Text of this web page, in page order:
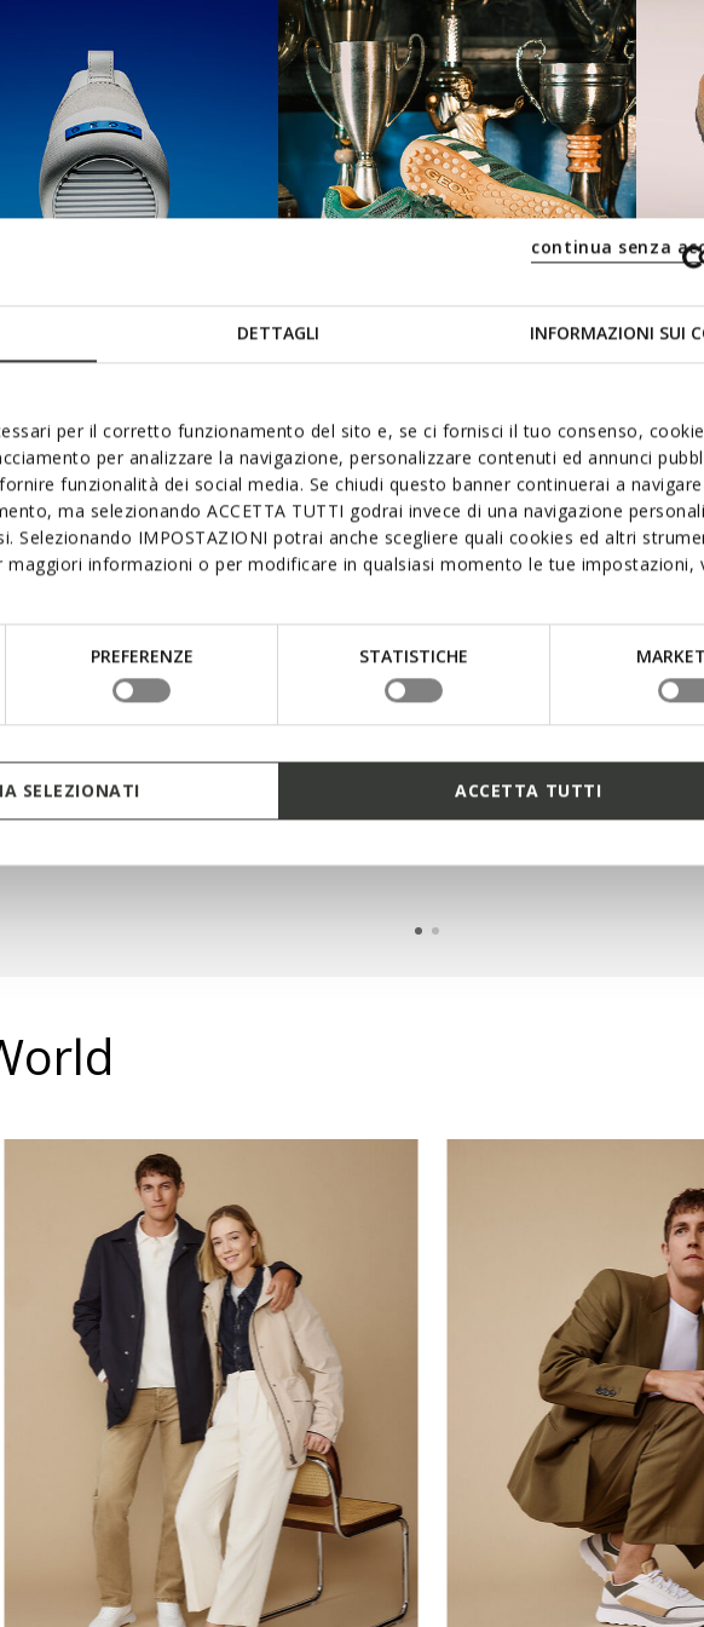
DETTAGLI INFORMAZIONI SUI
per il corretto funzionamento del sito e, se ci fornisci il tuo consenso,
per analizzare la navigazione, personalizzare contenuti ed annunci
funzionalità dei social media. Se chiudi questo banner continuerai a navigare
ma selezionando ACCETTA TUTTI godrai invece di una navigazione
Selezionando IMPOSTAZIONI potrai anche scegliere quali cookies ed altri
maggiori informazioni o per modificare in qualsiasi momento le tue impostazioni,
PREFERENZE STATISTICHE
continua senza
SELEZIONATI ACCETTA TUTTI
BLUE TOUCH SNAKE